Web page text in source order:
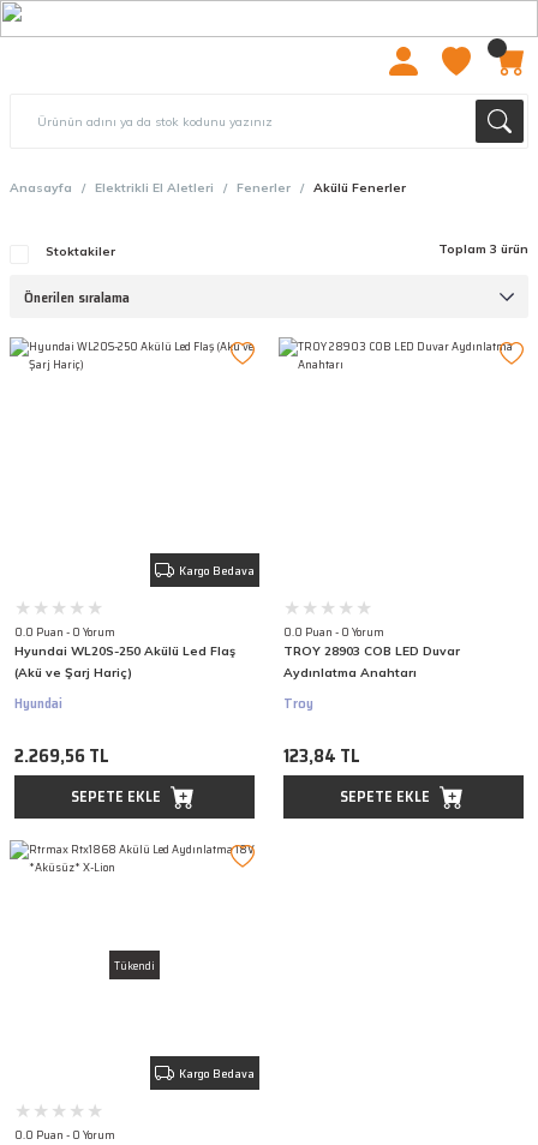
Anasayfa Elektrikli El Aletleri Fenerler Akülü Fenerler
Stoktakiler Toplam 3 ürün
Kargo Bedava
0.0 Puan - 0 Yorum
Hyundai WL20S-250 Akülü Led Flaş
(Akü ve Şarj Hariç)
Hyundai
2.269,56 TL
SEPETE EKLE
0.0 Puan - 0 Yorum
TROY 28903 COB LED Duvar
Aydınlatma Anahtarı
Troy
123,84 TL
SEPETE EKLE
Tükendi
Kargo Bedava
0.0 Puan - 0 Yorum